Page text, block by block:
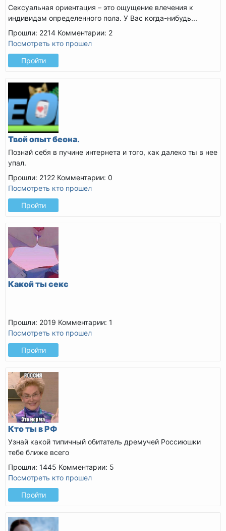
Сексуальная ориентация – это ощущение влечения к
индивидам определенного пола. У Вас когда-нибудь...
Прошли: 2214 Комментарии: 2
Посмотреть кто прошел
Пройти
Твой опыт беона.
Познай себя в пучине интернета и того, как далеко ты в нее
упал.
Прошли: 2122 Комментарии: 0
Посмотреть кто прошел
Пройти
Какой ты секс
Прошли: 2019 Комментарии: 1
Посмотреть кто прошел
Пройти
Кто ты в РФ
Узнай какой типичный обитатель дремучей Россиюшки
тебе ближе всего
Прошли: 1445 Комментарии: 5
Посмотреть кто прошел
Пройти